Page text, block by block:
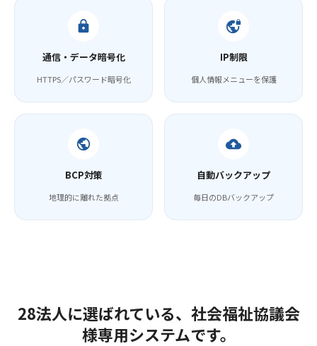
lock
通信・データ暗号化
HTTPS／パスワード暗号化
vpn_lock
IP制限
個人情報メニューを保護
public
BCP対策
地理的に離れた拠点
backup
自動バックアップ
毎日のDBバックアップ
28法人に選ばれている、社会福祉協議会
様専用システムです。